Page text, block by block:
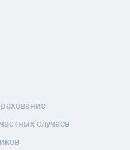
случаев